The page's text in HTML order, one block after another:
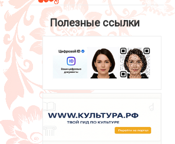
Полезные ссылки